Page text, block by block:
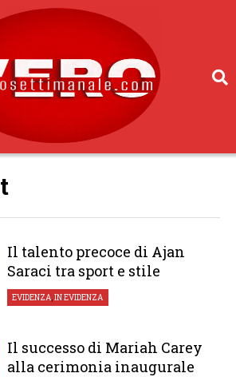
Il talento precoce di Ajan
Saraci tra sport e stile
EVIDENZA,IN EVIDENZA
Il successo di Mariah Carey
alla cerimonia inaugurale